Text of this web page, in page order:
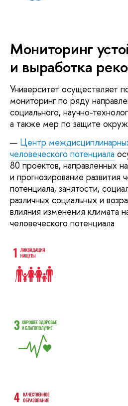
Мониторинг
и выработка
Университет осуществляет
мониторинг по ряду
социального, научно-
а также мер по защите
Центр
человеческого потенциала
80 проектов, направленных
и прогнозирование развития
потенциала, занятости,
различных социальных и
влияния изменения климата
человеческого потенциала